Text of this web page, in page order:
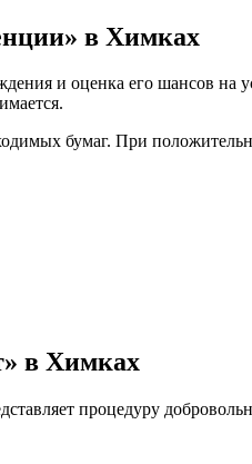
в Химках
и оценка его шансов на
бумаг. При
в Химках
процедуру